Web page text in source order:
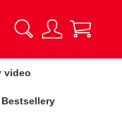
video
Bestsellery